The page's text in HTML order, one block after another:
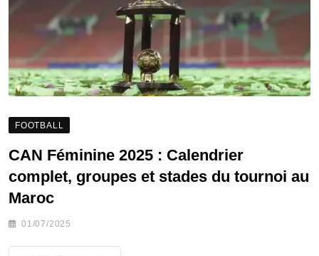
FOOTBALL
CAN Féminine 2025 : Calendrier
complet, groupes et stades du tournoi au
Maroc
01/07/2025